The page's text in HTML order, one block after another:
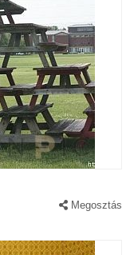
Megosztás